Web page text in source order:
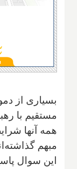
بسیاری از
مستقیم با
همه آنها
مبهم
این سوال